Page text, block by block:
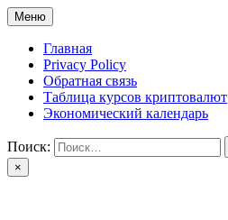
Перейти
к
содержимому
Меню
Главная
Privacy Policy
Обратная связь
Таблица курсов криптовалют
Экономический календарь
Поиск:
×